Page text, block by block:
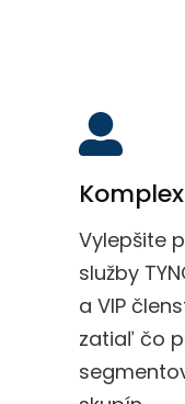
Vylepšite
služby
a VIP
zatiaľ čo